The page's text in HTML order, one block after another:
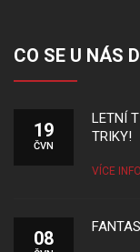
CO SE U NÁS
19
ČVN
LETNÍ
TRIKY!
VÍCE
08